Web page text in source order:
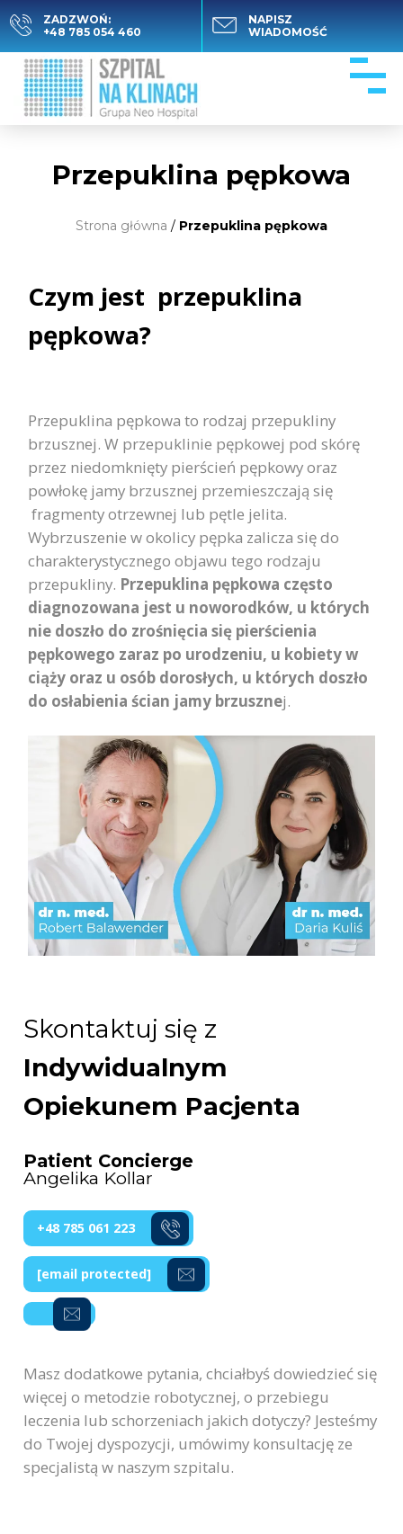
ZADZWOŃ:
+48 785 054 460
NAPISZ
WIADOMOŚĆ
Przepuklina pępkowa
Strona główna / Przepuklina pępkowa
Czym jest przepuklina
pępkowa?
Przepuklina pępkowa to rodzaj przepukliny
brzusznej. W przepuklinie pępkowej pod skórę
przez niedomknięty pierścień pępkowy oraz
powłokę jamy brzusznej przemieszczają się
fragmenty otrzewnej lub pętle jelita.
Wybrzuszenie w okolicy pępka zalicza się do
charakterystycznego objawu tego rodzaju
przepukliny. Przepuklina pępkowa często
diagnozowana jest u noworodków, u których
nie doszło do zrośnięcia się pierścienia
pępkowego zaraz po urodzeniu, u kobiety w
ciąży oraz u osób dorosłych, u których doszło
do osłabienia ścian jamy brzusznej.
Skontaktuj się z
Indywidualnym
Opiekunem Pacjenta
Patient Concierge
Angelika Kollar
+48 785 061 223
[email protected]
Masz dodatkowe pytania, chciałbyś dowiedzieć się
więcej o metodzie robotycznej, o przebiegu
leczenia lub schorzeniach jakich dotyczy? Jesteśmy
do Twojej dyspozycji, umówimy konsultację ze
specjalistą w naszym szpitalu.